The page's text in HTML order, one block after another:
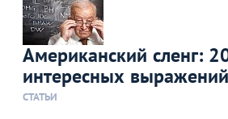
Американский сленг:
интересных выражений
СТАТЬИ